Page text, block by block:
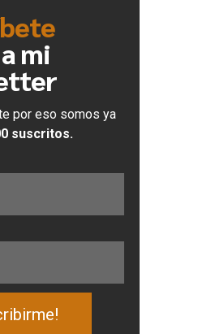
mi
por eso somos ya
suscritos.